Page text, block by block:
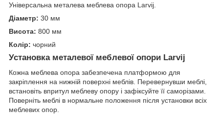
Універсальна металева меблева опора Larvij.
Діаметр: 30 мм
Висота: 800 мм
Колір: чорний
Установка металевої меблевої опори Larvij
Кожна меблева опора забезпечена платформою для
закріплення на нижній поверхні меблів. Перевернувши меблі,
встановіть впритул меблеву опору і зафіксуйте її саморізами.
Поверніть меблі в нормальне положення після установки всіх
меблевих опор.